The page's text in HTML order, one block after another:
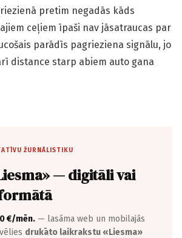
pretim negadās kāds
ceļiem īpaši nav jāsatraucas par
parādīs pagrieziena signālu, jo
distance starp abiem auto gana
ŽURNĀLISTIKU
— digitāli vai
€/mēn. — lasāma web un mobilajās
drukāto laikrakstu «Liesma»